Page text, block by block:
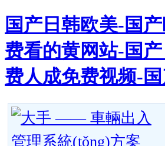
国产日韩欧美-国
费看的黄网站-国
费人成免费视频-